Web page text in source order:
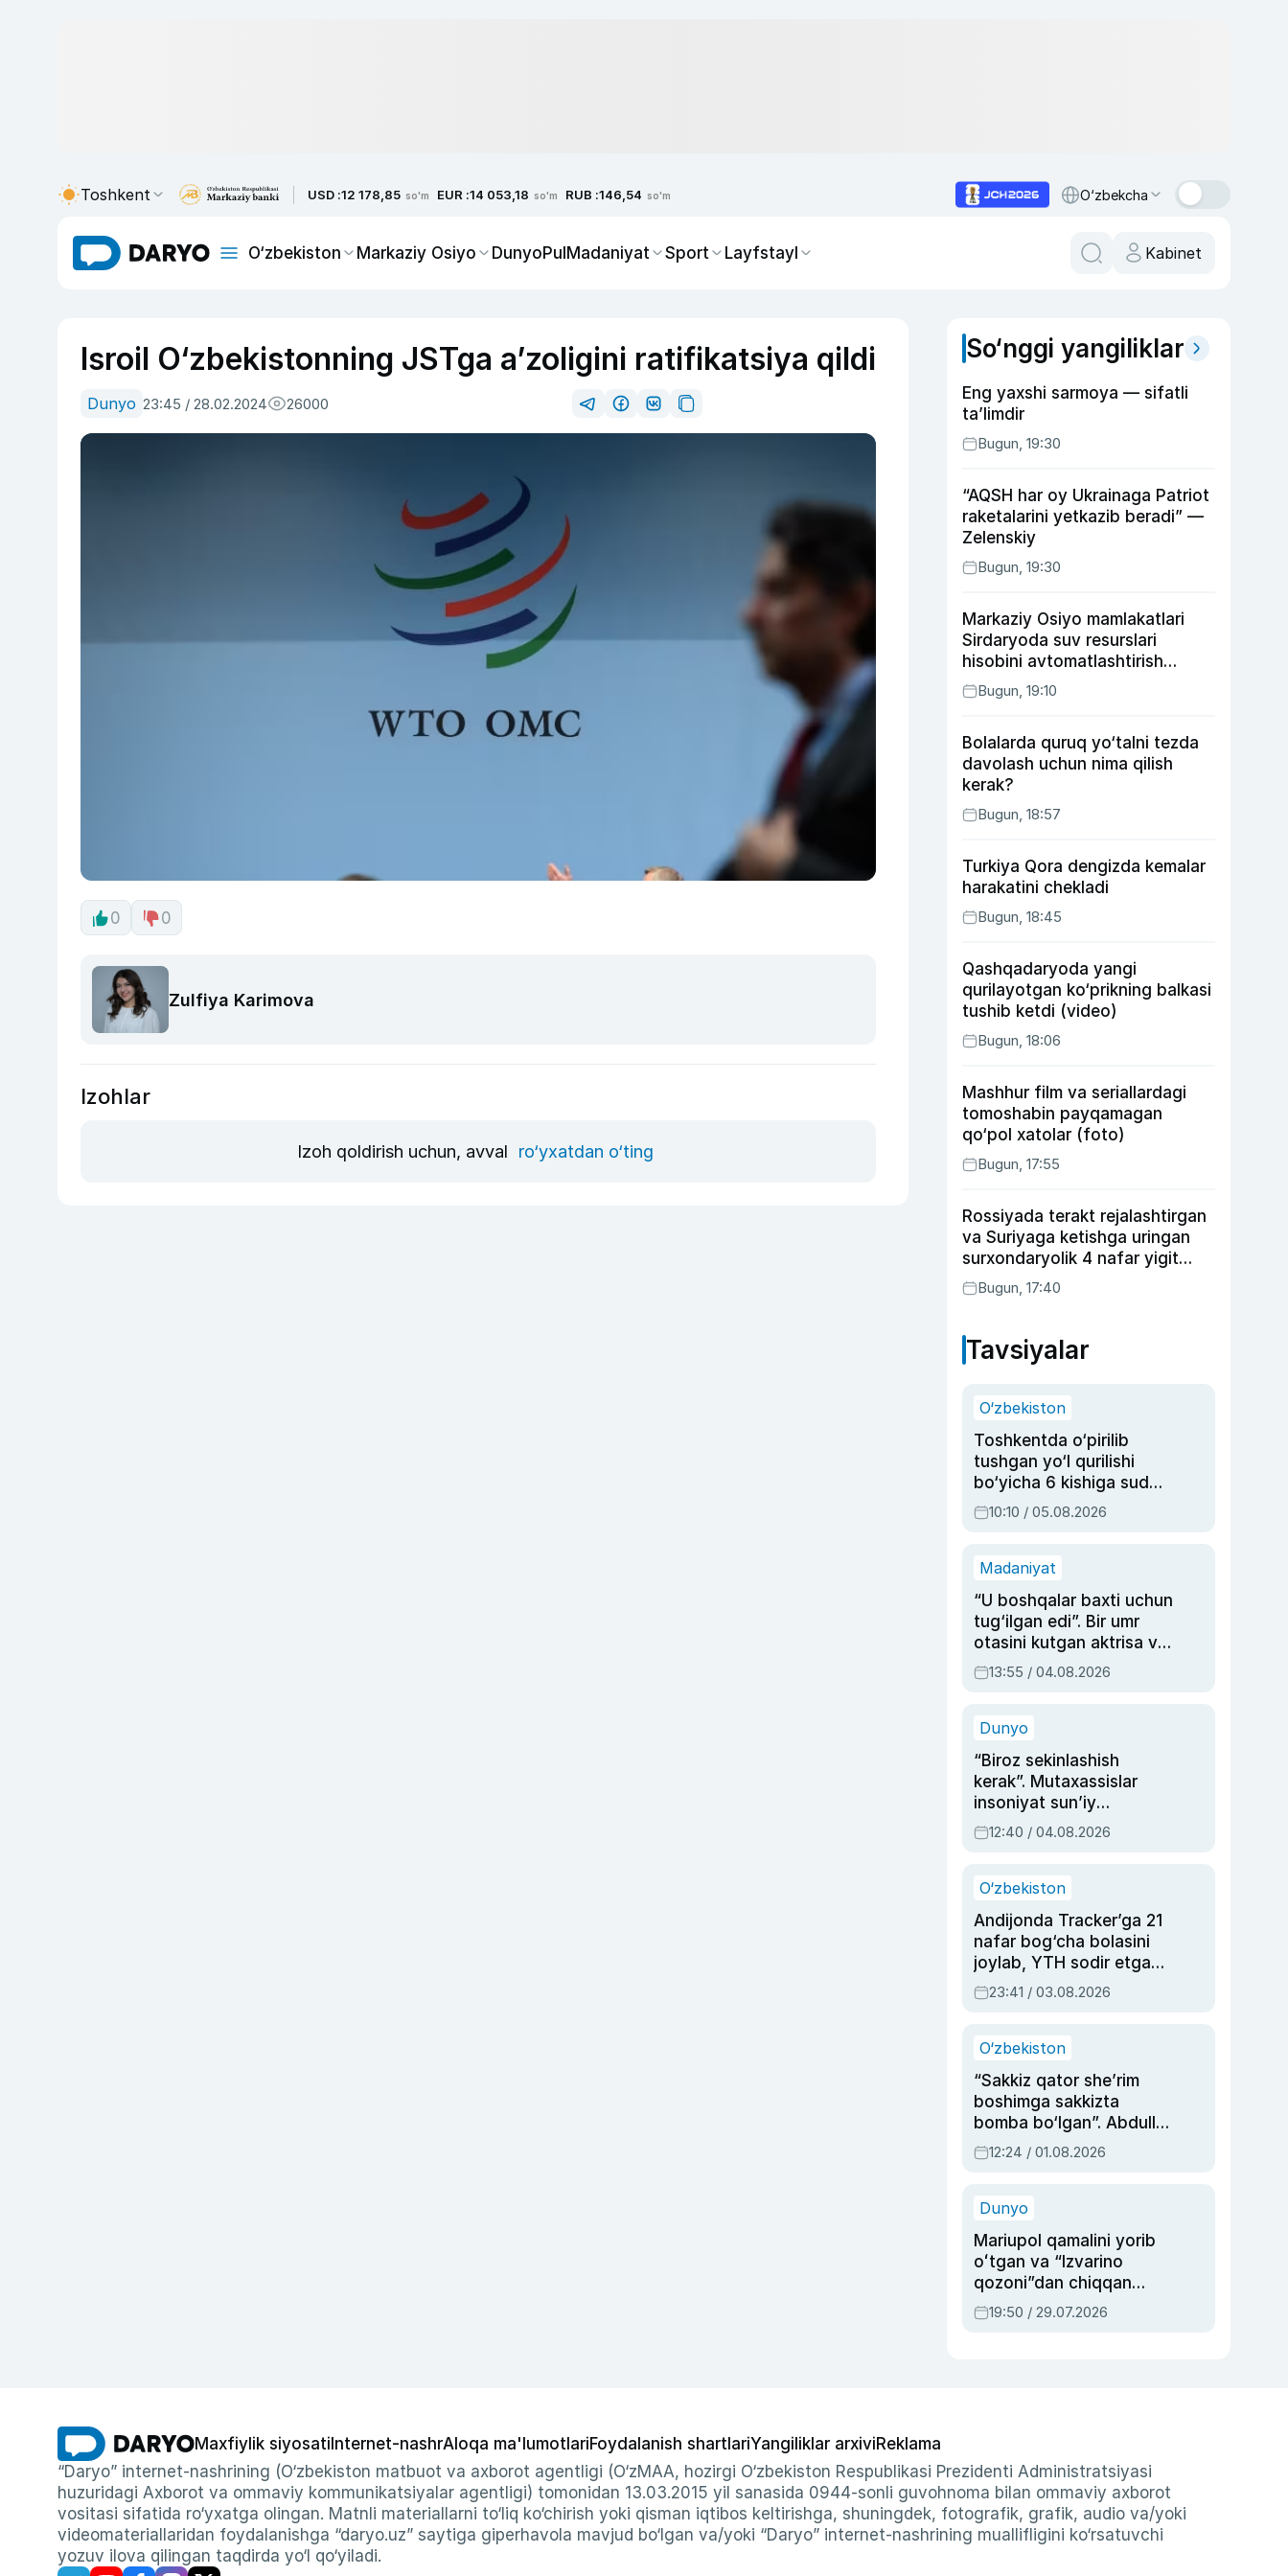
Toshkent USD :12 178,85 so'm EUR :14 053,18 so'm RUB :146,54 so'm O‘zbekcha
O‘zbekiston Markaziy Osiyo DunyoPulMadaniyat Sport Layfstayl Kabinet
Isroil O‘zbekistonning JSTga a’zoligini ratifikatsiya qildi
Dunyo 23:45 / 28.02.2024 26000
0 0
Zulfiya Karimova
Izohlar
Izoh qoldirish uchun, avval ro‘yxatdan o‘ting
So‘nggi yangiliklar
Eng yaxshi sarmoya — sifatli
ta’limdir
Bugun, 19:30
“AQSH har oy Ukrainaga Patriot
raketalarini yetkazib beradi” —
Zelenskiy
Bugun, 19:30
Markaziy Osiyo mamlakatlari
Sirdaryoda suv resurslari
hisobini avtomatlashtirish
rejasini ishlab chiqishni
ma’qulladi
Bugun, 19:10
Bolalarda quruq yo‘talni tezda
davolash uchun nima qilish
kerak?
Bugun, 18:57
Turkiya Qora dengizda kemalar
harakatini chekladi
Bugun, 18:45
Qashqadaryoda yangi
qurilayotgan ko‘prikning balkasi
tushib ketdi (video)
Bugun, 18:06
Mashhur film va seriallardagi
tomoshabin payqamagan
qo‘pol xatolar (foto)
Bugun, 17:55
Rossiyada terakt rejalashtirgan
va Suriyaga ketishga uringan
surxondaryolik 4 nafar yigit
qamaldi
Bugun, 17:40
Tavsiyalar
O‘zbekiston
Toshkentda o‘pirilib
tushgan yo‘l qurilishi
bo‘yicha 6 kishiga sud
hukmi o‘qildi
10:10 / 05.08.2026
Madaniyat
“U boshqalar baxti uchun
tug‘ilgan edi”. Bir umr
otasini kutgan aktrisa va
dublyaj ustasi Rimma
Ahmedovaning
13:55 / 04.08.2026
Dunyo
“Biroz sekinlashish
kerak”. Mutaxassislar
insoniyat sun’iy
intellektni boshqara
olmay qolishidan xavotir
12:40 / 04.08.2026
O‘zbekiston
Andijonda Tracker’ga 21
nafar bog‘cha bolasini
joylab, YTH sodir etgan
ayolga sud hukmi o‘qildi
23:41 / 03.08.2026
O‘zbekiston
“Sakkiz qator she’rim
boshimga sakkizta
bomba bo‘lgan”. Abdulla
Oripovni siyosiy
ayblovlardan asrab
12:24 / 01.08.2026
Dunyo
Mariupol qamalini yorib
oʻtgan va “Izvarino
qozoni”dan chiqqan
qahramon — Ukraina
armiyasi bosh
19:50 / 29.07.2026
Maxfiylik siyosati Internet-nashrAloqa ma'lumotlariFoydalanish shartlariYangiliklar arxiviReklama
“Daryo” internet-nashrining (O‘zbekiston matbuot va axborot agentligi (O‘zMAA, hozirgi O‘zbekiston Respublikasi Prezidenti Administratsiyasi
huzuridagi Axborot va ommaviy kommunikatsiyalar agentligi) tomonidan 13.03.2015 yil sanasida 0944-sonli guvohnoma bilan ommaviy axborot
vositasi sifatida ro‘yxatga olingan. Matnli materiallarni to‘liq ko‘chirish yoki qisman iqtibos keltirishga, shuningdek, fotografik, grafik, audio va/yoki
videomateriallaridan foydalanishga “daryo.uz” saytiga giperhavola mavjud bo‘lgan va/yoki “Daryo” internet-nashrining muallifligini ko‘rsatuvchi
yozuv ilova qilingan taqdirda yo‘l qo‘yiladi.